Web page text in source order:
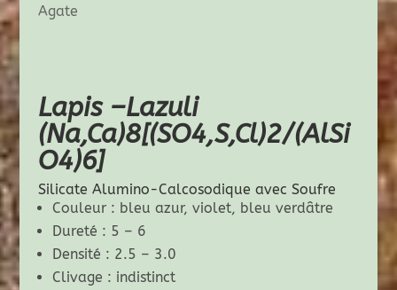
Agate
Lapis –Lazuli
(Na,Ca)8[(SO4,S,Cl)2/(AlSi
O4)6]
Silicate Alumino-Calcosodique avec Soufre
Couleur : bleu azur, violet, bleu verdâtre
Dureté : 5 – 6
Densité : 2.5 – 3.0
Clivage : indistinct